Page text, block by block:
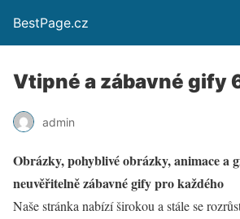
BestPage.cz
Vtipné a zábavné gify
admin
Obrázky, pohyblivé obrázky, animace a
neuvěřitelně zábavné gify pro každého
Naše stránka nabízí širokou a stále se